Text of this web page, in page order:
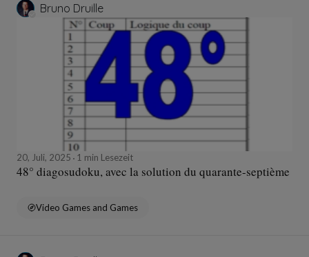
Bruno Druille
20, Juli, 2025 1 min Lesezeit
48° diagosudoku, avec la solution du quarante-septième
Video Games and Games